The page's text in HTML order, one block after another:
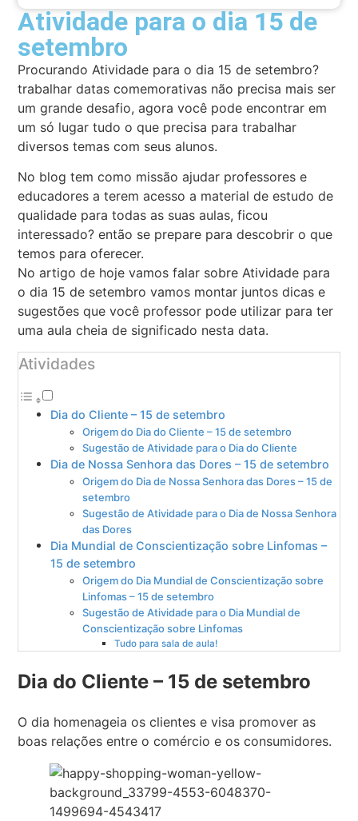
Atividade para o dia 15 de
setembro
Procurando Atividade para o dia 15 de setembro?
trabalhar datas comemorativas não precisa mais ser
um grande desafio, agora você pode encontrar em
um só lugar tudo o que precisa para trabalhar
diversos temas com seus alunos.
No blog tem como missão ajudar professores e
educadores a terem acesso a material de estudo de
qualidade para todas as suas aulas, ficou
interessado? então se prepare para descobrir o que
temos para oferecer.
No artigo de hoje vamos falar sobre Atividade para
o dia 15 de setembro vamos montar juntos dicas e
sugestões que você professor pode utilizar para ter
uma aula cheia de significado nesta data.
Atividades
Dia do Cliente – 15 de setembro
Origem do Dia do Cliente – 15 de setembro
Sugestão de Atividade para o Dia do Cliente
Dia de Nossa Senhora das Dores – 15 de setembro
Origem do Dia de Nossa Senhora das Dores – 15 de
setembro
Sugestão de Atividade para o Dia de Nossa Senhora
das Dores
Dia Mundial de Conscientização sobre Linfomas –
15 de setembro
Origem do Dia Mundial de Conscientização sobre
Linfomas – 15 de setembro
Sugestão de Atividade para o Dia Mundial de
Conscientização sobre Linfomas
Tudo para sala de aula!
Dia do Cliente – 15 de setembro
O dia homenageia os clientes e visa promover as
boas relações entre o comércio e os consumidores.